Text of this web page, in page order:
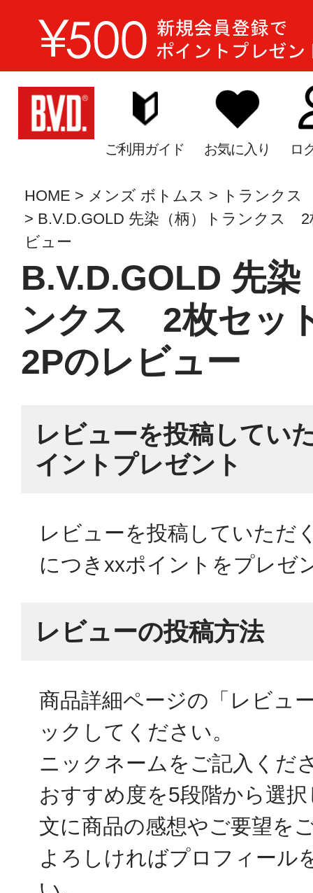
ご利用ガイド お気に入り ロ
HOME メンズ ボトムス
トランクス
B.V.D.GOLD 先染（柄）トランクス 2
ビュー
B.V.D.GOLD 先
ンクス 2枚セッ
2Pのレビュー
レビューを投稿してい
イントプレゼント
レビューを投稿していただ
につきxxポイントをプレゼ
レビューの投稿方法
商品詳細ページの「レビュ
ックしてください。
ニックネームをご記入くだ
おすすめ度を5段階から選
文に商品の感想やご要望を
よろしければプロフィール